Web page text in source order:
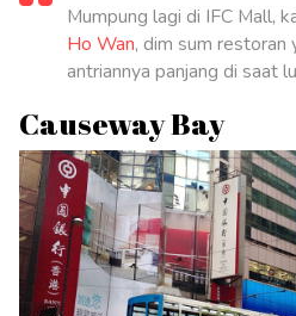
Mumpung lagi di IFC Mall,
Ho Wan, dim sum restoran
antriannya panjang di saat
Causeway Bay